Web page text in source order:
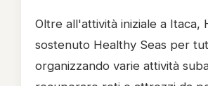
Oltre all'attività iniziale a Itaca,
sostenuto Healthy Seas per
organizzando varie attività